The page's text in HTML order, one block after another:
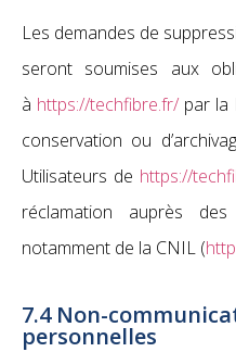
Les demandes de
seront soumises aux
à https://techfibre.fr/ par la
conservation ou
Utilisateurs de https://
réclamation auprès
notamment de la CNIL (
7.4 Non-
personnelles